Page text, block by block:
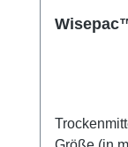
Trockenmittel